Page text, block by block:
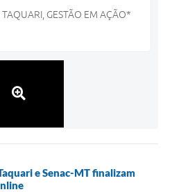
GESTÃO EM AÇÃO*
e Senac-MT finalizam